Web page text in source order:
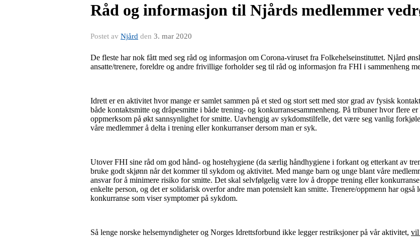
Råd og informasjon til Njårds medlemmer
Postet av Njård den 3. mar 2020
De fleste har nok fått med seg råd og informasjon om Corona-viruset fra Folkehelseinstituttet. Njård
ansatte/trenere, foreldre og andre frivillige forholder seg til råd og informasjon fra FHI i sammenheng
Idrett er en aktivitet hvor mange er samlet sammen på et sted og stort sett med stor grad av fysisk
både kontaktsmitte og dråpesmitte i både trening- og konkurransesammenheng. På tribuner hvor flere
oppmerksom på økt sannsynlighet for smitte. Uavhengig av sykdomstilfelle, det være seg vanlig
våre medlemmer å delta i trening eller konkurranser dersom man er syk.
Utover FHI sine råd om god hånd- og hostehygiene (da særlig håndhygiene i forkant og etterkant av
bruke godt skjønn når det kommer til sykdom og aktivitet. Med mange barn og unge blant våre
ansvar for å minimere risiko for smitte. Det skal selvfølgelig være lov å droppe trening eller
enkelte person, og det er solidarisk overfor andre man potensielt kan smitte. Trenere/oppmenn har
konkurranse som viser symptomer på sykdom.
Så lenge norske helsemyndigheter og Norges Idrettsforbund ikke legger restriksjoner på vår aktivitet, vil